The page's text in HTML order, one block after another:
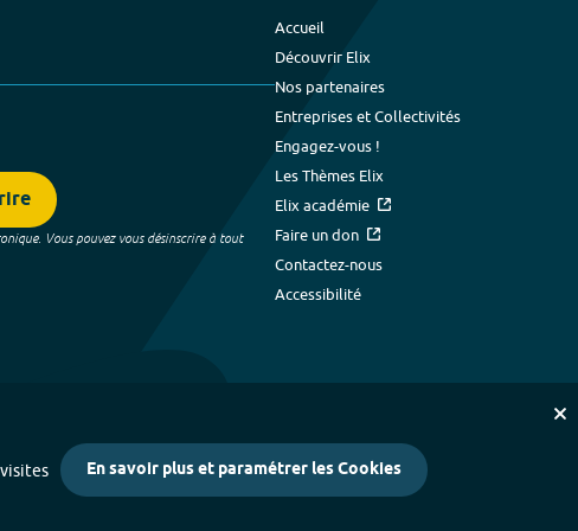
Vous pouvez vous désinscrire à tout
Accueil
Découvrir Elix
Nos partenaires
Entreprises et Collectivités
Engagez-vous !
Les Thèmes Elix
Elix académie
Faire un don
Contactez-nous
Accessibilité
En savoir plus et paramétrer les Cookies